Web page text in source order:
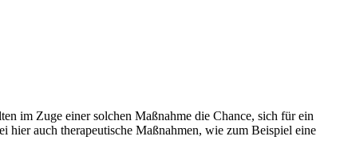
im Zuge einer solchen Maßnahme die Chance, sich für ein
auch therapeutische Maßnahmen, wie zum Beispiel eine